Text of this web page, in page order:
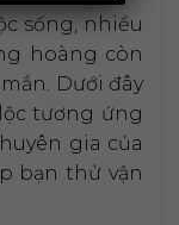
sống, nhiều
hoàng còn
Dưới đây
tương ứng
gia của
bạn thử vận